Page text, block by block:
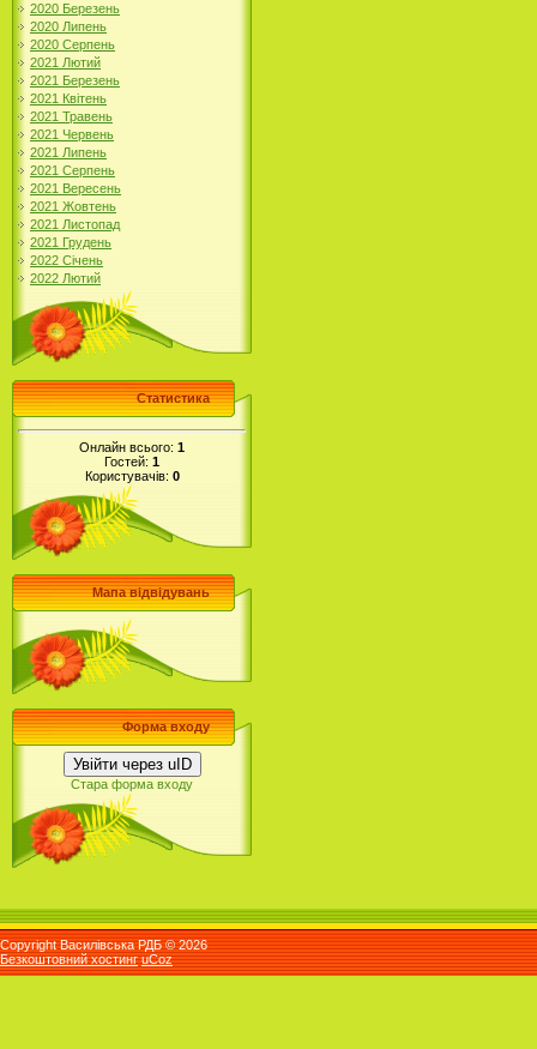
2020 Березень
2020 Липень
2020 Серпень
2021 Лютий
2021 Березень
2021 Квітень
2021 Травень
2021 Червень
2021 Липень
2021 Серпень
2021 Вересень
2021 Жовтень
2021 Листопад
2021 Грудень
2022 Січень
2022 Лютий
Статистика
Онлайн всього: 1
Гостей: 1
Користувачів: 0
Мапа відвідувань
Форма входу
Увійти через uID
Стара форма входу
Copyright Василівська РДБ © 2026
Безкоштовний хостинг uCoz